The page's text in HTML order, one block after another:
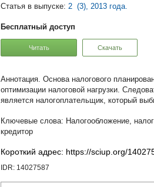
Статья в выпуске: 2 (3), 2013 года.
Бесплатный доступ
Читать Скачать
Основа налогового
оптимизации налоговой нагрузки.
является налогоплательщик, который
Налогообложение,
кредитор
Короткий адрес: https://sciup.org/
IDR: 14027587